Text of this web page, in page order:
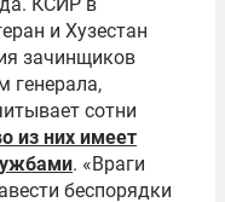
и Хузестан
зачинщиков
генерала,
сотни
из них имеет
. «Враги
беспорядки